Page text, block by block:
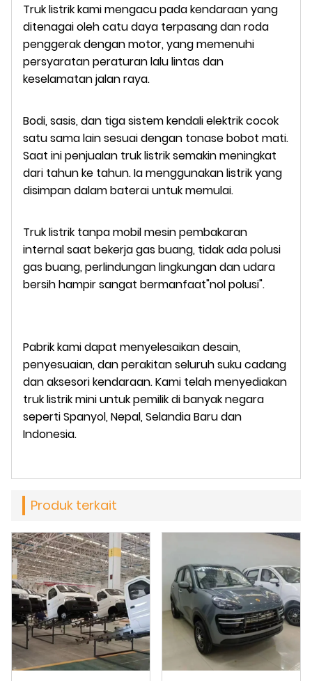
Truk listrik kami mengacu pada kendaraan yang
ditenagai oleh catu daya terpasang dan roda
penggerak dengan motor, yang memenuhi
persyaratan peraturan lalu lintas dan
keselamatan jalan raya.
Bodi, sasis, dan tiga sistem kendali elektrik cocok
satu sama lain sesuai dengan tonase bobot mati.
Saat ini penjualan truk listrik semakin meningkat
dari tahun ke tahun. Ia menggunakan listrik yang
disimpan dalam baterai untuk memulai.
Truk listrik tanpa mobil mesin pembakaran
internal saat bekerja gas buang, tidak ada polusi
gas buang, perlindungan lingkungan dan udara
bersih hampir sangat bermanfaat"nol polusi".
Pabrik kami dapat menyelesaikan desain,
penyesuaian, dan perakitan seluruh suku cadang
dan aksesori kendaraan. Kami telah menyediakan
truk listrik mini untuk pemilik di banyak negara
seperti Spanyol, Nepal, Selandia Baru dan
Indonesia.
Produk terkait